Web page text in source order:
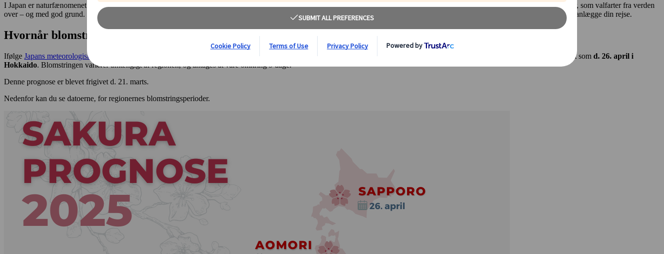
I Japan er naturfænomenet kendt som “sakura”, og er beundret for sin skønhed og kulturelle betydning. Kirsebærtræernes årlige blomstring er et event som tiltrækker millioner af turister, som valfarter fra verden
over – og med god grund. I denne blog vil vi gennemgå prognosen for kirsebærblomstringen 2025, komme med forslag til hvor du kan opleve dem, samt dele vigtig information til at planlægge din rejse.
Hvornår blomstrer kirsebærtræerne?
Ifølge Japans meteorologiske institut (Japan Meteorological Corporation), forventes kirsebærblomstringen i 2025 at finde sted fra , og så sent som d. 26. april i
Hokkaido. Blomstringen varierer afhængigt af regionen, og antages at vare omkring 9 dage.
Denne prognose er blevet frigivet d. 21. marts.
Nedenfor kan du se datoerne, for regionernes blomstringsperioder.